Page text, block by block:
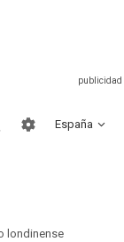
España
londinense